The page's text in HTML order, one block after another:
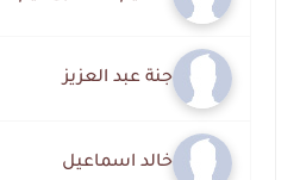
جنة عبد العزيز
خالد اسماعيل